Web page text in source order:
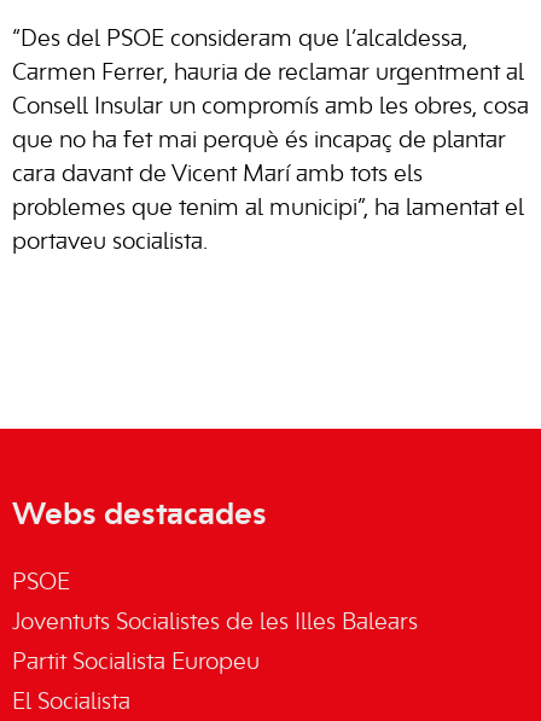
“Des del PSOE consideram que l’alcaldessa,
Carmen Ferrer, hauria de reclamar urgentment al
Consell Insular un compromís amb les obres, cosa
que no ha fet mai perquè és incapaç de plantar
cara davant de Vicent Marí amb tots els
problemes que tenim al municipi”, ha lamentat el
portaveu socialista.
Webs destacades
PSOE
Joventuts Socialistes de les Illes Balears
Partit Socialista Europeu
El Socialista